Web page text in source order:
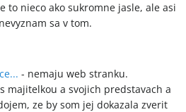
to nieco ako sukromne jasle, ale asi
sa v tom.
- nemaju web stranku.
majitelkou a svojich predstavach a
ze by som jej dokazala zverit